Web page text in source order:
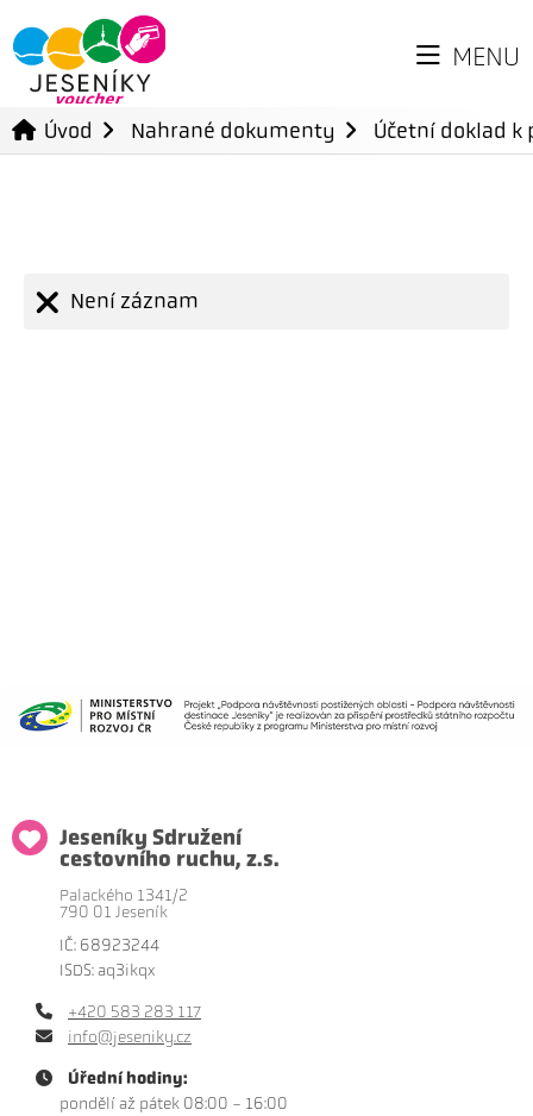
MENU
Úvod Nahrané dokumenty Účetní doklad
Není záznam
Jeseníky Sdružení
cestovního ruchu, z.s.
Palackého 1341/2
790 01 Jeseník
IČ: 68923244
ISDS: aq3ikqx
+420 583 283 117
info@jeseniky.cz
Úřední hodiny:
pondělí až pátek 08:00 - 16:00